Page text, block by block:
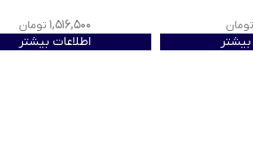
تومان ۱,۵۱۶,۵۰۰ تومان
اطلاعات بیشتر